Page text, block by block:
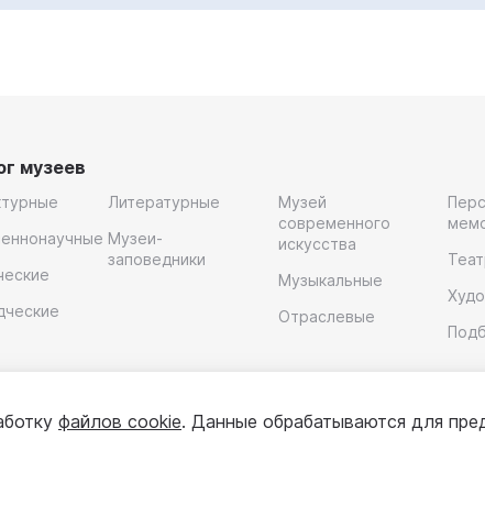
музеев
Литературные
Музеи-
заповедники
Музей
современного
искусства
Музыкальные
Отраслевые
файлов cookie. Данные обрабатываются для